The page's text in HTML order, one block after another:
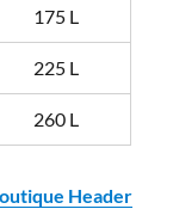
175 L
225 L
260 L
Header